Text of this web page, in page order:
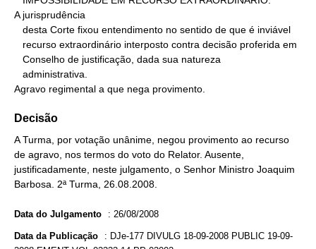
A jurisprudência
Agravo regimental a que nega provimento.
Decisão
A Turma, por votação unânime, negou provimento ao recurso
de agravo, nos termos do voto do Relator. Ausente,
justificadamente, neste julgamento, o Senhor Ministro Joaquim
Barbosa. 2ª Turma, 26.08.2008.
Data do Julgamento : 26/08/2008
Data da Publicação : DJe-177 DIVULG 18-09-2008 PUBLIC 19-09-